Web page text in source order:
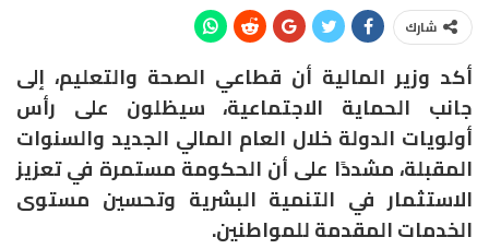
شارك
أكد وزير المالية أن قطاعي الصحة والتعليم، إلى
جانب الحماية الاجتماعية، سيظلون على رأس
أولويات الدولة خلال العام المالي الجديد والسنوات
المقبلة، مشددًا على أن الحكومة مستمرة في تعزيز
الاستثمار في التنمية البشرية وتحسين مستوى
الخدمات المقدمة للمواطنين.